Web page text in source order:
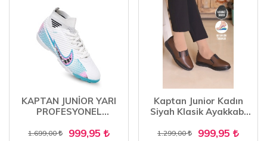
KAPTAN JUNİOR YARI
PROFESYONEL
SAHA KAUÇUK TABAN
1.699,00 999,95
Kaptan Junior Kadın
Siyah Klasik Ayakkabı
Ayakkabısı Anne Babet
1.299,00 999,95